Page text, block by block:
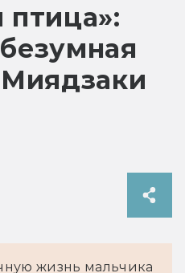
птица»:
Миядзаки
жизнь мальчика